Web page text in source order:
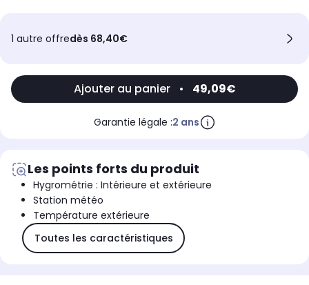
1 autre offredès 68,40€
Ajouter au panier • 49,09€
Garantie légale :2 ans
Les points forts du produit
Hygrométrie : Intérieure et extérieure
Station météo
Température extérieure
Toutes les caractéristiques